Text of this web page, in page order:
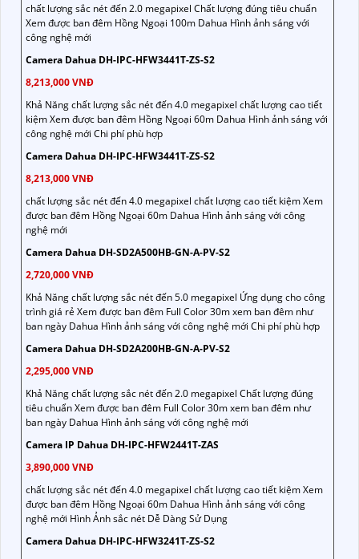
chất lượng sắc nét đến 2.0 megapixel Chất lượng đúng tiêu chuẩn
Xem được ban đêm Hồng Ngoại 100m Dahua Hình ảnh sáng với
công nghệ mới
Camera Dahua DH-IPC-HFW3441T-ZS-S2
8,213,000 VNĐ
Khả Năng chất lượng sắc nét đến 4.0 megapixel chất lượng cao tiết
kiệm Xem được ban đêm Hồng Ngoại 60m Dahua Hình ảnh sáng với
công nghệ mới Chi phí phù hợp
Camera Dahua DH-IPC-HFW3441T-ZS-S2
8,213,000 VNĐ
chất lượng sắc nét đến 4.0 megapixel chất lượng cao tiết kiệm Xem
được ban đêm Hồng Ngoại 60m Dahua Hình ảnh sáng với công
nghệ mới
Camera Dahua DH-SD2A500HB-GN-A-PV-S2
2,720,000 VNĐ
Khả Năng chất lượng sắc nét đến 5.0 megapixel Ứng dụng cho công
trình giá rẻ Xem được ban đêm Full Color 30m xem ban đêm như
ban ngày Dahua Hình ảnh sáng với công nghệ mới Chi phí phù hợp
Camera Dahua DH-SD2A200HB-GN-A-PV-S2
2,295,000 VNĐ
Khả Năng chất lượng sắc nét đến 2.0 megapixel Chất lượng đúng
tiêu chuẩn Xem được ban đêm Full Color 30m xem ban đêm như
ban ngày Dahua Hình ảnh sáng với công nghệ mới
Camera IP Dahua DH-IPC-HFW2441T-ZAS
3,890,000 VNĐ
chất lượng sắc nét đến 4.0 megapixel chất lượng cao tiết kiệm Xem
được ban đêm Hồng Ngoại 60m Dahua Hình ảnh sáng với công
nghệ mới Hình Ảnh sắc nét Dễ Dàng Sử Dụng
Camera Dahua DH-IPC-HFW3241T-ZS-S2